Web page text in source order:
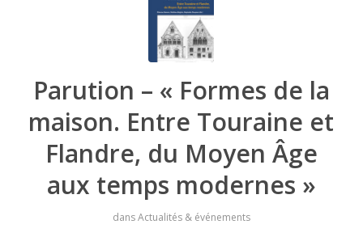
Parution – « Formes de la
maison. Entre Touraine et
Flandre, du Moyen Âge
aux temps modernes »
dansActualités & événements